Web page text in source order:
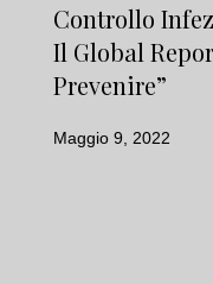
Controllo
Il Global
Prevenire”
Maggio 9, 2022